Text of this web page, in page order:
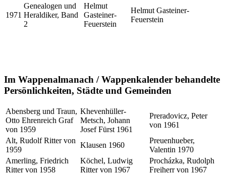
1971
Genealogen und
Heraldiker, Band
2
Helmut
Gasteiner-
Feuerstein
Helmut Gasteiner-
Feuerstein
Im Wappenalmanach / Wappenkalender behandelte
Persönlichkeiten, Städte und Gemeinden
Abensberg und Traun,
Otto Ehrenreich Graf
von 1959
Khevenhüller-
Metsch, Johann
Josef Fürst 1961
Preradovicz, Peter
von 1961
Alt, Rudolf Ritter von
1959
Klausen 1960
Preuenhueber,
Valentin 1970
Amerling, Friedrich
Ritter von 1958
Köchel, Ludwig
Ritter von 1967
Procházka, Rudolph
Freiherr von 1967